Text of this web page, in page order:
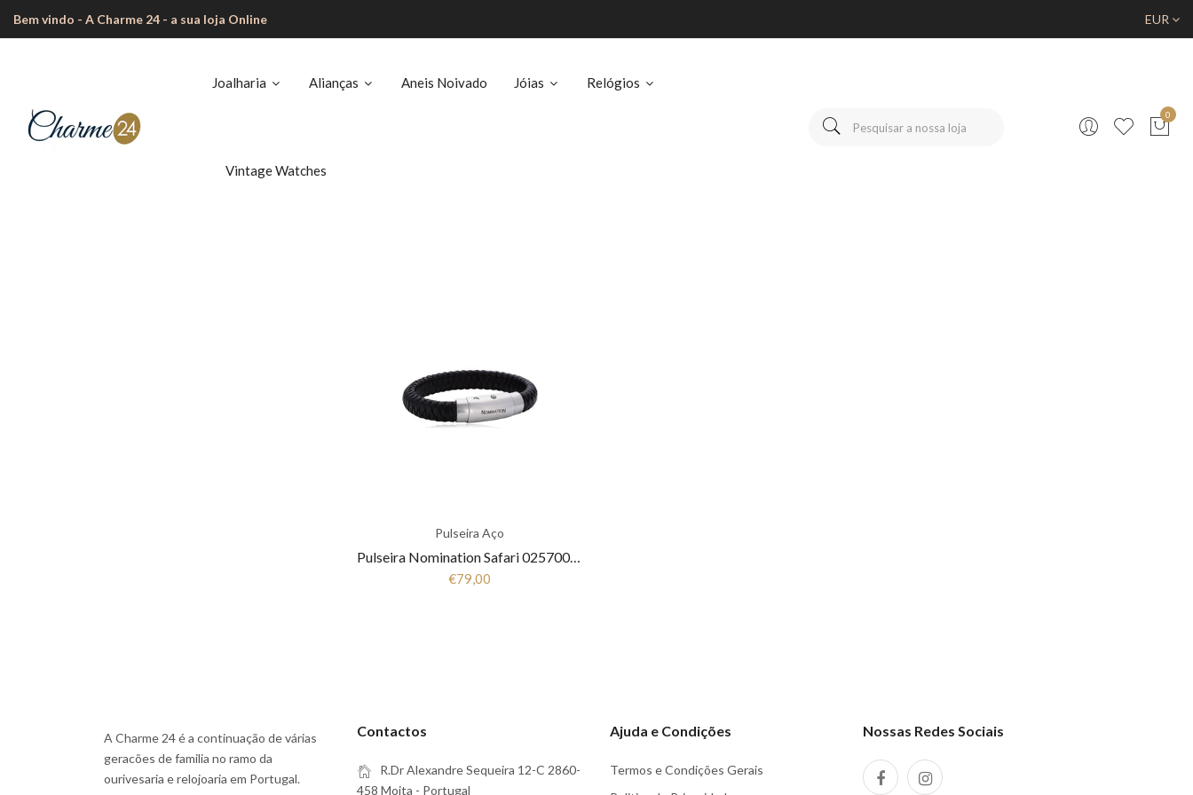
Bem vindo - A Charme 24 - a sua loja Online EUR
Joalharia Alianças Aneis Noivado Jóias Relógios
Vintage Watches
0
Pulseira Aço
Pulseira Nomination Safari 025700/0
€79,00
A Charme 24 é a continuação de várias
geracões de familia no ramo da
ourivesaria e relojoaria em Portugal.
Contactos
R.Dr Alexandre Sequeira 12-C 2860-
458 Moita - Portugal
Ajuda e Condições
Termos e Condições Gerais
Nossas Redes Sociais